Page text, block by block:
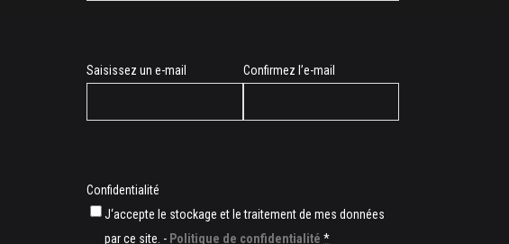
E-
Saisissez un e-mail Confirmez l’e-mail
Confidentialité
J‘accepte le stockage et le traitement de mes données
par ce site. - Politique de confidentialité *